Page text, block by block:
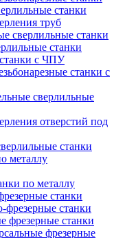
станки
труб
сверлильные станки
станки
с ЧПУ
станки с
сверлильные
отверстий под
станки
металлу
по металлу
станки
фрезерные станки
фрезерные станки
фрезерные